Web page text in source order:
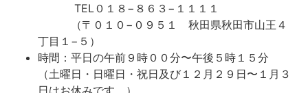
TEL０１８−８６３−１１１１
（〒０１０−０９５１ 秋田県秋田市山王４
丁目１−５）
時間：平日の午前９時００分〜午後５時１５分
（土曜日・日曜日・祝日及び１２月２９日〜１月３
日はお休みです。）